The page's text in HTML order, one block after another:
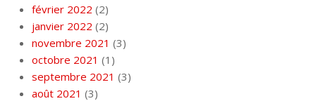
février 2022 (2)
janvier 2022 (2)
novembre 2021 (3)
octobre 2021 (1)
septembre 2021 (3)
août 2021 (3)